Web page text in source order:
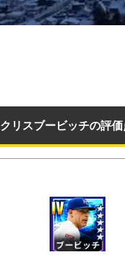
クリスブービッチの評